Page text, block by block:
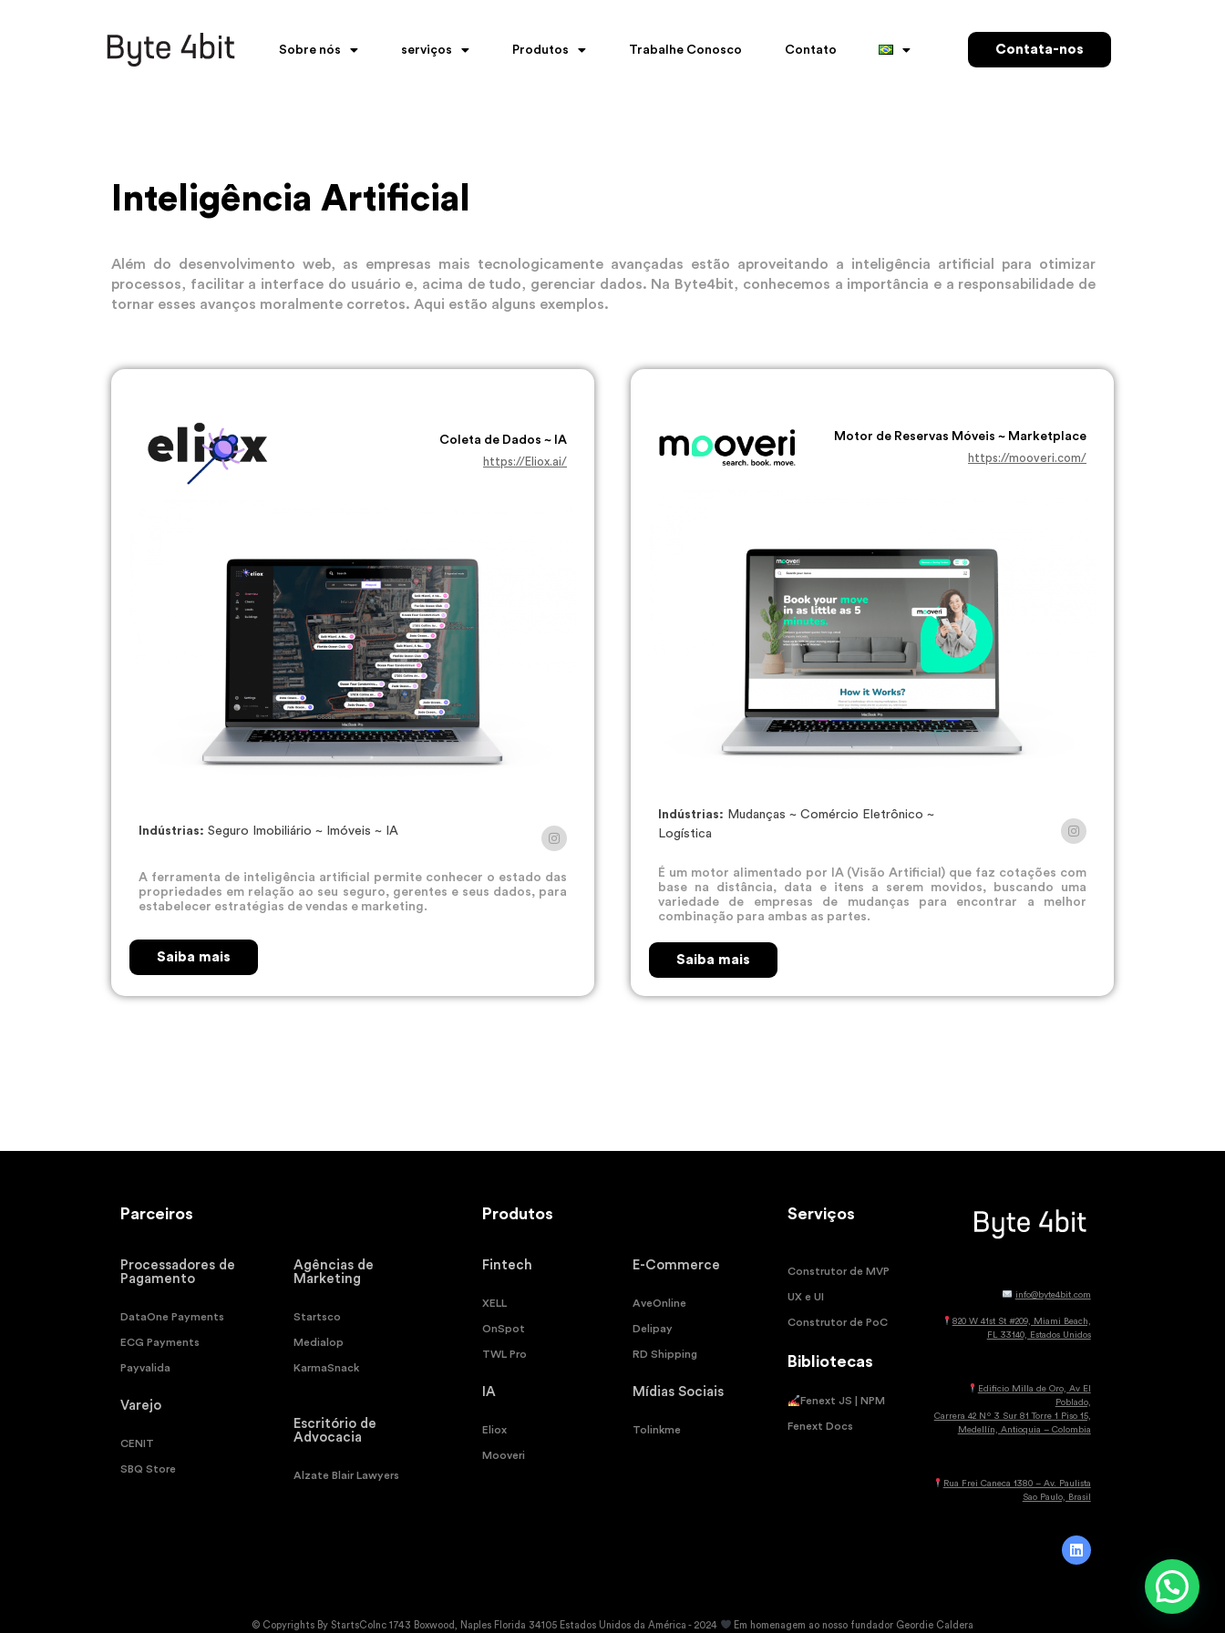
Sobre nós serviços Produtos Trabalhe Conosco Contato Contata-nos
Inteligência Artificial
Além do desenvolvimento web, as empresas mais tecnologicamente avançadas estão aproveitando a inteligência artificial para otimizar
processos, facilitar a interface do usuário e, acima de tudo, gerenciar dados. Na Byte4bit, conhecemos a importância e a responsabilidade de
tornar esses avanços moralmente corretos. Aqui estão alguns exemplos.
Coleta de Dados ~ IA
https://Eliox.ai/
Indústrias: Seguro Imobiliário ~ Imóveis ~ IA
A ferramenta de inteligência artificial permite conhecer o estado das
propriedades em relação ao seu seguro, gerentes e seus dados, para
estabelecer estratégias de vendas e marketing.
Saiba mais
Motor de Reservas Móveis ~ Marketplace
https://mooveri.com/
Indústrias: Mudanças ~ Comércio Eletrônico ~
Logística
É um motor alimentado por IA (Visão Artificial) que faz cotações com
base na distância, data e itens a serem movidos, buscando uma
variedade de empresas de mudanças para encontrar a melhor
combinação para ambas as partes.
Saiba mais
Parceiros
Processadores de
Pagamento
DataOne Payments
ECG Payments
Payvalida
Varejo
CENIT
SBQ Store
Agências de
Marketing
Startsco
Medialop
KarmaSnack
Escritório de
Advocacia
Alzate Blair Lawyers
Produtos
Fintech
XELL
OnSpot
TWL Pro
IA
Eliox
Mooveri
E-Commerce
AveOnline
Delipay
RD Shipping
Mídias Sociais
Tolinkme
Serviços
Construtor de MVP
UX e UI
Construtor de PoC
Bibliotecas
Fenext JS | NPM
Fenext Docs
info@byte4bit.com
820 W 41st St #209, Miami Beach,
FL 33140, Estados Unidos
Edificio Milla de Oro, Av El
Poblado,
Carrera 42 Nº 3 Sur 81 Torre 1 Piso 15,
Medellín, Antioquia – Colombia
Rua Frei Caneca 1380 – Av. Paulista
Sao Paulo, Brasil
© Copyrights By StartsCoInc 1743 Boxwood, Naples Florida 34105 Estados Unidos da América - 2024 Em homenagem ao nosso fundador Geordie Caldera